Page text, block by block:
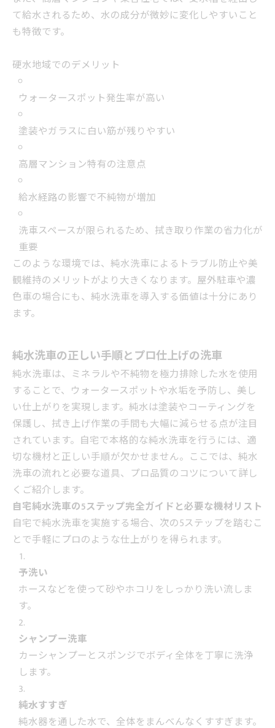
て給水されるため、水の成分が微妙に変化しやすいこと
も特徴です。
硬水地域でのデメリット
ウォータースポット発生率が高い
塗装やガラスに白い筋が残りやすい
高層マンション特有の注意点
給水経路の影響で不純物が増加
洗車スペースが限られるため、拭き取り作業の省力化が
重要
このような環境では、純水洗車によるトラブル防止や美
観維持のメリットがより大きくなります。屋外駐車や濃
色車の場合にも、純水洗車を導入する価値は十分にあり
ます。
純水洗車の正しい手順とプロ仕上げの洗車
純水洗車は、ミネラルや不純物を極力排除した水を使用
することで、ウォータースポットや水垢を予防し、美し
い仕上がりを実現します。純水は塗装やコーティングを
保護し、拭き上げ作業の手間も大幅に減らせる点が注目
されています。自宅で本格的な純水洗車を行うには、適
切な機材と正しい手順が欠かせません。ここでは、純水
洗車の流れと必要な道具、プロ品質のコツについて詳し
くご紹介します。
自宅純水洗車の5ステップ完全ガイドと必要な機材リスト
自宅で純水洗車を実施する場合、次の5ステップを踏むこ
とで手軽にプロのような仕上がりを得られます。
予洗い
ホースなどを使って砂やホコリをしっかり洗い流しま
す。
シャンプー洗車
カーシャンプーとスポンジでボディ全体を丁寧に洗浄
します。
純水すすぎ
純水器を通した水で、全体をまんべんなくすすぎます。